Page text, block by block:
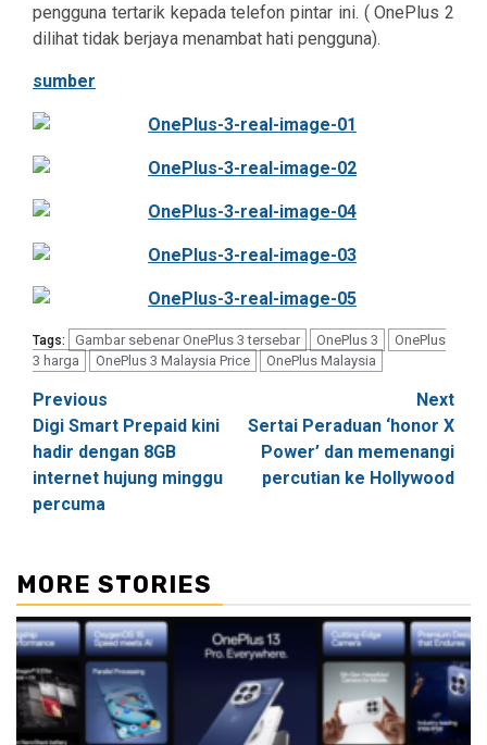
pengguna tertarik kepada telefon pintar ini. ( OnePlus 2
dilihat tidak berjaya menambat hati pengguna).
sumber
Tags: Gambar sebenar OnePlus 3 tersebar OnePlus 3
OnePlus
3 harga
OnePlus 3 Malaysia Price OnePlus Malaysia
Post
navigation
Previous
Digi Smart Prepaid kini
hadir dengan 8GB
internet hujung minggu
percuma
Next
Sertai Peraduan ‘honor X
Power’ dan memenangi
percutian ke Hollywood
MORE STORIES